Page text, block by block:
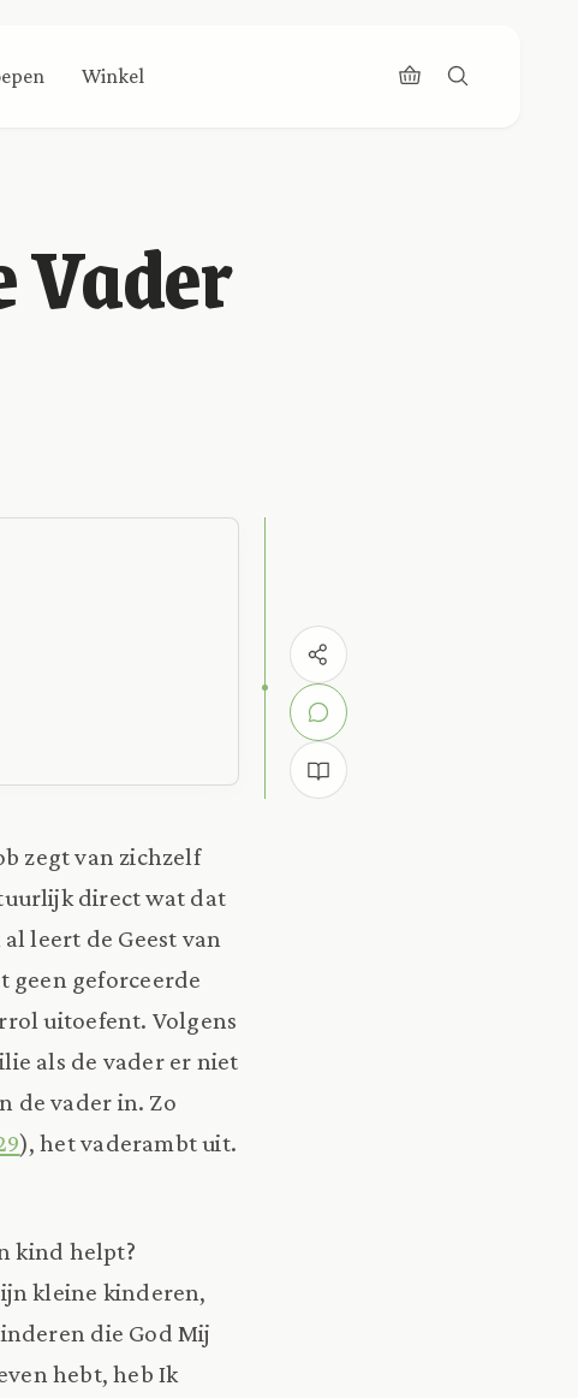
Winkel
Vader
zegt van zichzelf
direct wat dat
leert de Geest van
geen geforceerde
uitoefent. Volgens
als de vader er niet
de vader in. Zo
), het vaderambt uit.
kind helpt?
kleine kinderen,
die God Mij
hebt, heb Ik